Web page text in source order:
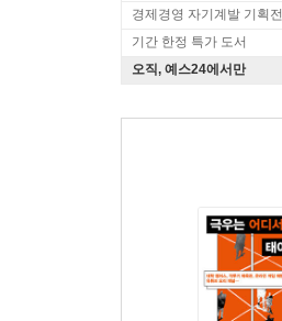
경제경영 자기계발 기획전
기간 한정 특가 도서
오직, 예스24에서만